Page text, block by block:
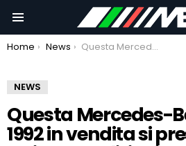
You are here:
Home News Questa Mercedes-Benz 190E del 1992 in vendita si presenta in ottime condizioni
NEWS
Questa Mercedes-
1992 in vendita si